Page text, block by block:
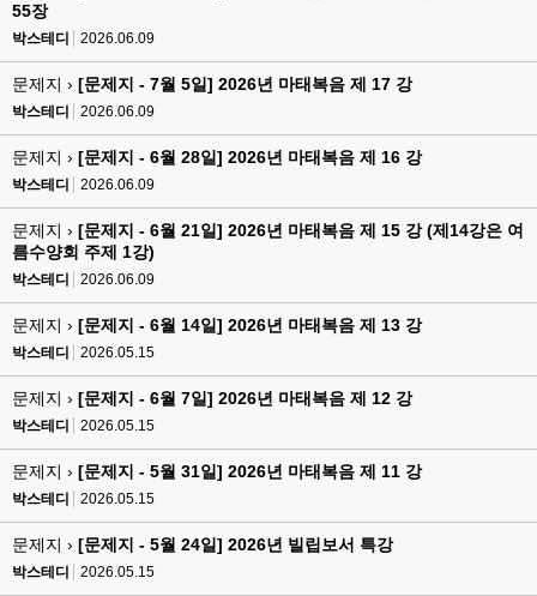
55장
박스테디 2026.06.09
문제지 › [문제지 - 7월 5일] 2026년 마태복음 제 17 강
박스테디 2026.06.09
문제지 › [문제지 - 6월 28일] 2026년 마태복음 제 16 강
박스테디 2026.06.09
문제지 › [문제지 - 6월 21일] 2026년 마태복음 제 15 강 (제14강은 여
름수양회 주제 1강)
박스테디 2026.06.09
문제지 › [문제지 - 6월 14일] 2026년 마태복음 제 13 강
박스테디 2026.05.15
문제지 › [문제지 - 6월 7일] 2026년 마태복음 제 12 강
박스테디 2026.05.15
문제지 › [문제지 - 5월 31일] 2026년 마태복음 제 11 강
박스테디 2026.05.15
문제지 › [문제지 - 5월 24일] 2026년 빌립보서 특강
박스테디 2026.05.15